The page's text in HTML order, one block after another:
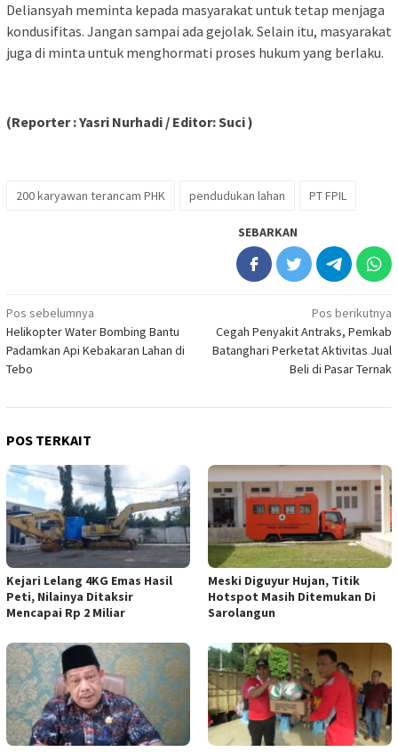
Deliansyah meminta kepada masyarakat untuk tetap menjaga
kondusifitas. Jangan sampai ada gejolak. Selain itu, masyarakat
juga di minta untuk menghormati proses hukum yang berlaku.
(Reporter :Yasri Nurhadi / Editor: Suci )
200 karyawan terancam PHK pendudukan lahan PT FPIL
SEBARKAN
Navigasi
pos
Pos sebelumnya
Helikopter Water Bombing Bantu
Padamkan Api Kebakaran Lahan di
Tebo
Pos berikutnya
Cegah Penyakit Antraks, Pemkab
Batanghari Perketat Aktivitas Jual
Beli di Pasar Ternak
POS TERKAIT
Kejari Lelang 4KG Emas Hasil
Peti, Nilainya Ditaksir
Mencapai Rp 2 Miliar
Meski Diguyur Hujan, Titik
Hotspot Masih Ditemukan Di
Sarolangun